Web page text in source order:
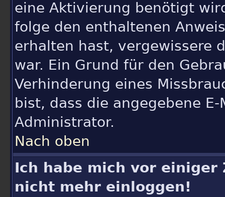
eine Aktivierung benötigt
folge den enthaltenen
erhalten hast, vergewissere
war. Ein Grund für den
Verhinderung eines
bist, dass die angegebene
Administrator.
Nach oben
Ich habe mich vor
nicht mehr einloggen!